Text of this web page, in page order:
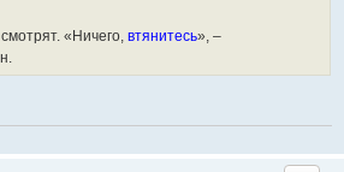
«Ничего, втянитесь», –